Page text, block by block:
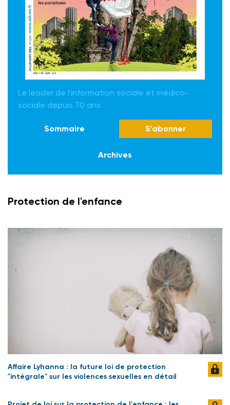
Le leader de l'information sociale et médico-
sociale depuis 70 ans
Sommaire S'abonner
Archives
Protection de l'enfance
Affaire Lyhanna : la future loi de protection
"intégrale" sur les violences sexuelles en détail